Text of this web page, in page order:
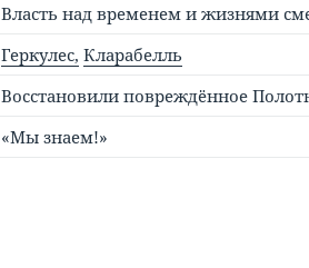
Власть над временем и жизнями
Геркулес, Кларабелль
Восстановили повреждённое
«Мы знаем!»